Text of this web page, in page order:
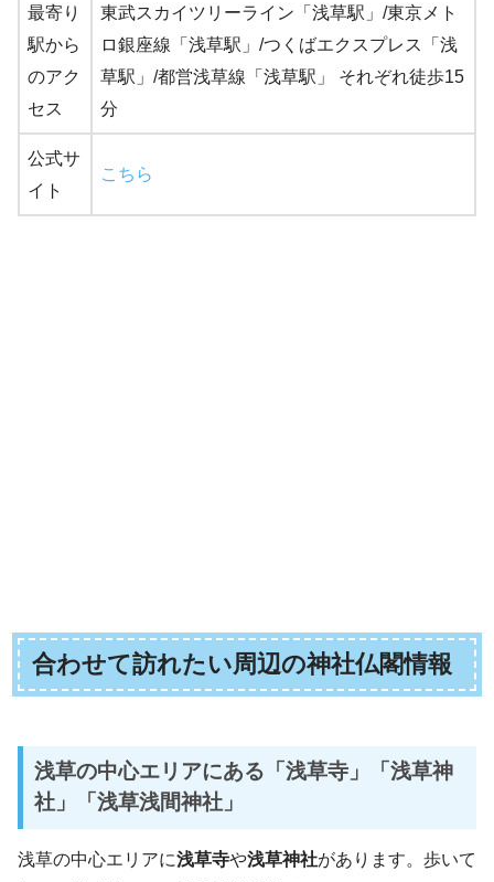
最寄り
駅から
のアク
セス
東武スカイツリーライン「浅草駅」/東京メト
ロ銀座線「浅草駅」/つくばエクスプレス「浅
草駅」/都営浅草線「浅草駅」 それぞれ徒歩15
分
公式サ
イト
こちら
合わせて訪れたい周辺の神社仏閣情報
浅草の中心エリアにある「浅草寺」「浅草神
社」「浅草浅間神社」
浅草の中心エリアに浅草寺や浅草神社があります。歩いて